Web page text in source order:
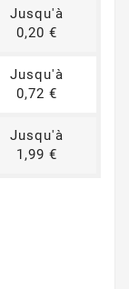
Jusqu'à
0,20 €
Jusqu'à
0,72 €
Jusqu'à
1,99 €